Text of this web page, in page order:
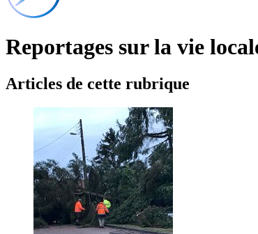
Reportages sur la vie
Articles de cette rubrique